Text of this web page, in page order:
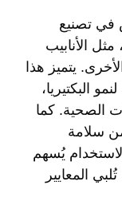
100/100 الأبيض في تصنيع
الأنابيب
يتميز هذا
البكتيريا،
الصحية. كما
سلامة
يُسهم
المعايير